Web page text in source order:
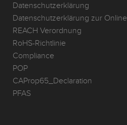
Datenschutzerklärung
Datenschutzerklärung zur
REACH Verordnung
RoHS-Richtlinie
Compliance
POP
CAProp65_Declaration
PFAS